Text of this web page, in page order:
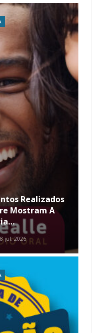
Realizados
Mostram A
jul, 2026